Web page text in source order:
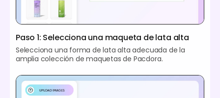
Paso 1: Selecciona una maqueta de lata alta
Selecciona una forma de lata alta adecuada de la
amplia colección de maquetas de Pacdora.